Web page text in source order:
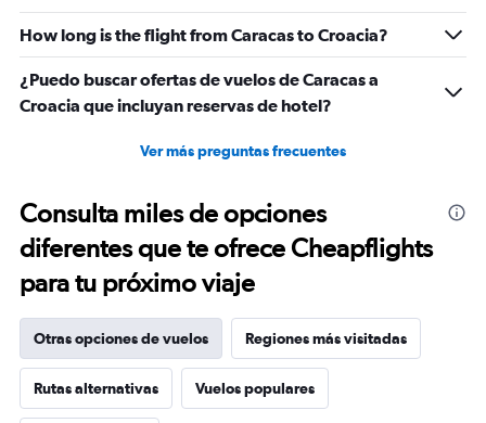
How long is the flight from Caracas to Croacia?
¿Puedo buscar ofertas de vuelos de Caracas a
Croacia que incluyan reservas de hotel?
Ver más preguntas frecuentes
Consulta miles de opciones
diferentes que te ofrece Cheapflights
para tu próximo viaje
Otras opciones de vuelos Regiones más visitadas
Rutas alternativas Vuelos populares